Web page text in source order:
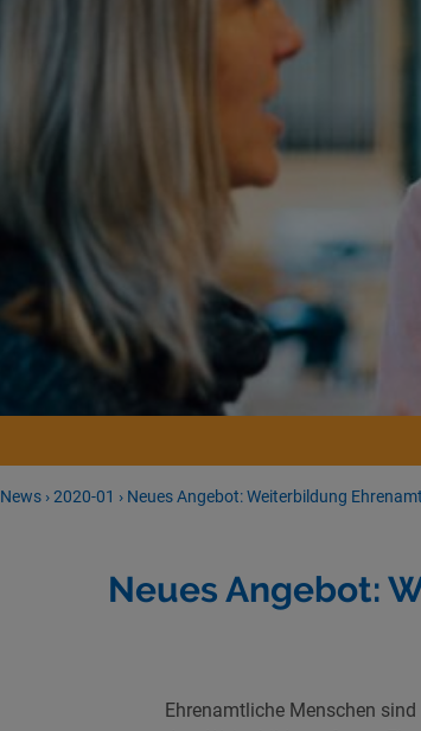
News ›2020-01 › Neues Angebot: Weiterbildung
Neues Angebot:
Ehrenamtliche Menschen